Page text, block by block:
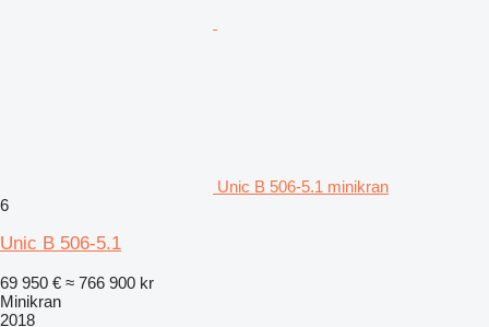
Unic B 506-5.1 minikran
6
Unic B 506-5.1
69 950 € ≈ 766 900 kr
Minikran
2018